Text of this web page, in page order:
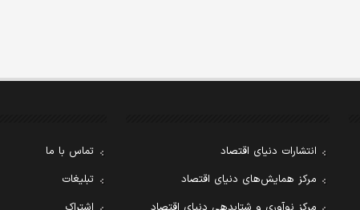
انتشارات دنیای اقتصاد
مرکز همایش‌های دنیای اقتصاد
تماس با ما
تبلیغات